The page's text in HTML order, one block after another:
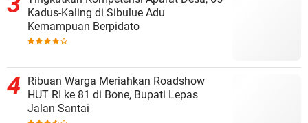
Kadus-Kaling di Sibulue Adu
Kemampuan Berpidato
Ribuan Warga Meriahkan Roadshow
HUT RI ke 81 di Bone, Bupati Lepas
Jalan Santai